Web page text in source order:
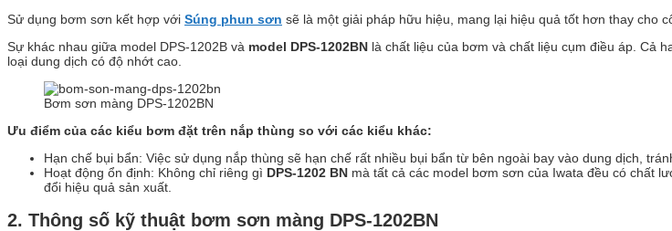
Sử dụng bơm sơn kết hợp với Súng phun sơn sẽ là một giải pháp hữu hiệu, mang lại hiệu quả tốt hơn thay cho
Sự khác nhau giữa model DPS-1202B và model DPS-1202BN là chất liệu của bơm và chất liệu cụm điều áp. Cả
loại dung dịch có độ nhớt cao.
Bơm sơn màng DPS-1202BN
Ưu điểm của các kiểu bơm đặt trên nắp thùng so với các kiểu khác:
Hạn chế bụi bẩn: Việc sử dụng nắp thùng sẽ hạn chế rất nhiều bụi bẩn từ bên ngoài bay vào dung dịch,
Hoạt động ổn định: Không chỉ riêng gì DPS-1202 BN mà tất cả các model bơm sơn của Iwata đều có chất
đổi hiệu quả sản xuất.
2. Thông số kỹ thuật bơm sơn màng DPS-1202BN